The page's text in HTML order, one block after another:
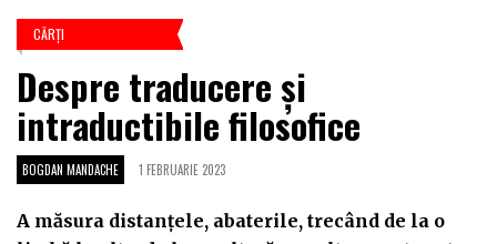
CĂRŢI
Despre traducere și
intraductibile filosofice
BOGDAN MANDACHE 1 FEBRUARIE 2023
A măsura distanțele, abaterile, trecând de la o